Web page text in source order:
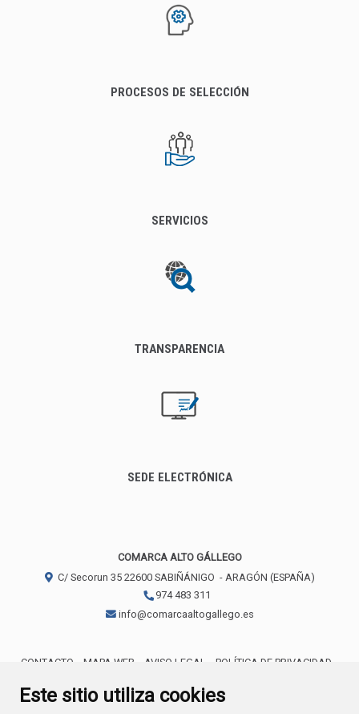
Este sitio utiliza cookies
PROCESOS DE SELECCIÓN
SERVICIOS
TRANSPARENCIA
SEDE ELECTRÓNICA
COMARCA ALTO GÁLLEGO
C/ Secorun 35 22600 SABIÑÁNIGO - ARAGÓN (ESPAÑA)
974 483 311
info@comarcaaltogallego.es
CONTACTO MAPA WEB AVISO LEGAL
POLÍTICA DE PRIVACIDAD